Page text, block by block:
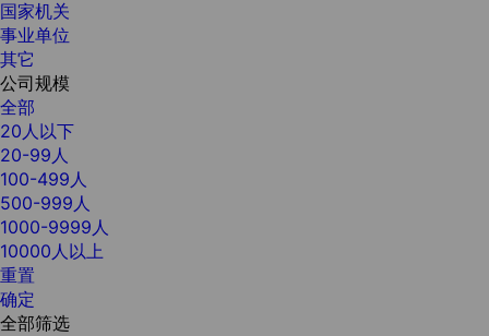
国家机关
事业单位
其它
公司规模
全部
20人以下
20-99人
100-499人
500-999人
1000-9999人
10000人以上
重置
确定
全部筛选